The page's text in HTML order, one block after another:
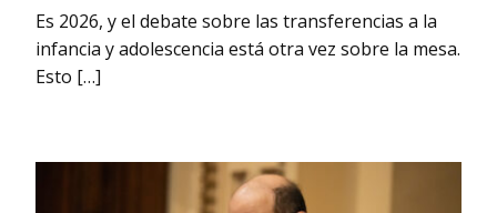
Es 2026, y el debate sobre las transferencias a la
infancia y adolescencia está otra vez sobre la mesa.
Esto […]